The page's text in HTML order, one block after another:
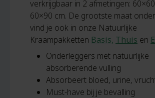
verkrijgbaar in 2 afmetingen:
60×90 cm. De grootste maat
vind je ook in onze Natuurlijke
Kraampakketten Basis, Thuis en
Onderleggers met natuurlijke
absorberende vulling
Absorbeert bloed, urine,
Must-have bij je bevalling